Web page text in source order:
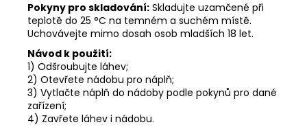
Pokyny pro skladování: Skladujte uzamčené při
teplotě do 25 °C na temném a suchém místě.
Uchovávejte mimo dosah osob mladších 18 let.
Návod k použití:
1) Odšroubujte láhev;
2) Otevřete nádobu pro náplň;
3) Vytlačte náplň do nádoby podle pokynů pro dané
zařízení;
4) Zavřete láhev i nádobu.